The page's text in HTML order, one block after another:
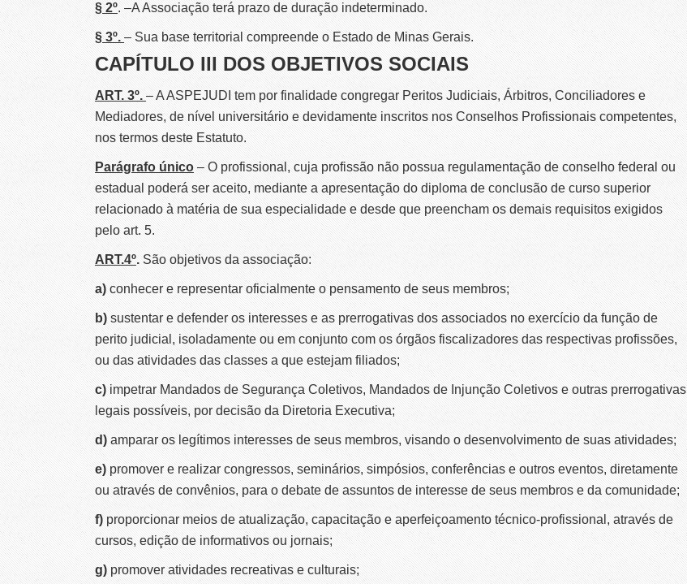
§ 2º. –A Associação terá prazo de duração indeterminado.
§ 3º. – Sua base territorial compreende o Estado de Minas Gerais.
CAPÍTULO III DOS OBJETIVOS SOCIAIS
ART. 3º. – A ASPEJUDI tem por finalidade congregar Peritos Judiciais, Árbitros, Conciliadores e
Mediadores, de nível universitário e devidamente inscritos nos Conselhos Profissionais competentes,
nos termos deste Estatuto.
Parágrafo único – O profissional, cuja profissão não possua regulamentação de conselho federal ou
estadual poderá ser aceito, mediante a apresentação do diploma de conclusão de curso superior
relacionado à matéria de sua especialidade e desde que preencham os demais requisitos exigidos
pelo art. 5.
ART.4º. São objetivos da associação:
a)conhecer e representar oficialmente o pensamento de seus membros;
b)sustentar e defender os interesses e as prerrogativas dos associados no exercício da função de
perito judicial, isoladamente ou em conjunto com os órgãos fiscalizadores das respectivas profissões,
ou das atividades das classes a que estejam filiados;
c)impetrar Mandados de Segurança Coletivos, Mandados de Injunção Coletivos e outras prerrogativas
legais possíveis, por decisão da Diretoria Executiva;
d)amparar os legítimos interesses de seus membros, visando o desenvolvimento de suas atividades;
e)promover e realizar congressos, seminários, simpósios, conferências e outros eventos, diretamente
ou através de convênios, para o debate de assuntos de interesse de seus membros e da comunidade;
f) proporcionar meios de atualização, capacitação e aperfeiçoamento técnico-profissional, através de
cursos, edição de informativos ou jornais;
g)promover atividades recreativas e culturais;